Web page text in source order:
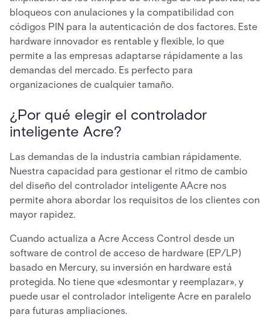
bloqueos con anulaciones y la compatibilidad con
códigos PIN para la autenticación de dos factores. Este
hardware innovador es rentable y flexible, lo que
permite a las empresas adaptarse rápidamente a las
demandas del mercado. Es perfecto para
organizaciones de cualquier tamaño.
¿Por qué elegir el controlador
inteligente Acre?
Las demandas de la industria cambian rápidamente.
Nuestra capacidad para gestionar el ritmo de cambio
del diseño del controlador inteligente AAcre nos
permite ahora abordar los requisitos de los clientes con
mayor rapidez.
Cuando actualiza a Acre Access Control desde un
software de control de acceso de hardware (EP/LP)
basado en Mercury, su inversión en hardware está
protegida. No tiene que «desmontar y reemplazar», y
puede usar el controlador inteligente Acre en paralelo
para futuras ampliaciones.